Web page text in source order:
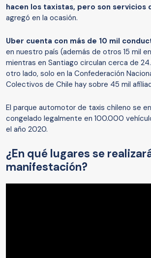
hacen los taxistas, pero son servicios
agregó en la ocasión.
Uber cuenta con más de 10 mil
en nuestro país (además de otros 15 mil
mientras en Santiago circulan cerca de
otro lado, solo en la Confederación
Colectivos de Chile hay sobre 45 mil
El parque automotor de taxis chileno se
congelado legalmente en 100.000
el año 2020.
¿En qué lugares se
manifestación?